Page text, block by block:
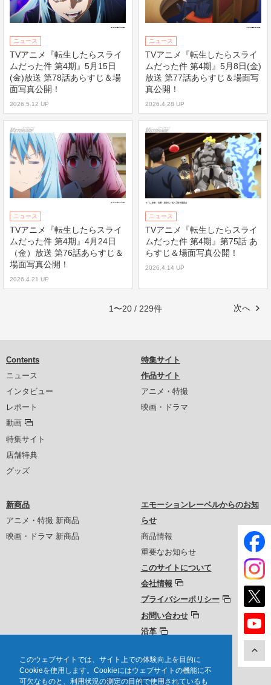
このウェブサイトでは、サイト上での体験向上を目的に
Cookieを使用します。Cookieにはウェブサイトの機能に不
可欠なものと、利用状況の測定の目的で使用されているも
ニュース
TVアニメ『転生したらスライ
ムだった件 第4期』5月15日
(金)放送 第78話あらすじ＆場
面写真公開！
2026.5.12 UP
ニュース
TVアニメ『転生したらスライ
ムだった件 第4期』5月8日(金)
放送 第77話あらすじ＆場面写
真公開！
2026.4.28 UP
ニュース
TVアニメ『転生したらスライ
ムだった件 第4期』4月24日
（金）放送 第76話あらすじ＆
場面写真公開！
2026.4.21 UP
ニュース
TVアニメ『転生したらスライ
ムだった件 第4期』第75話 あ
らすじ＆場面写真公開！
2026.4.14 UP
次へ
1〜20 / 229件
Contents
ニュース
インタビュー
レポート
動画
特集サイト
店舗特典
グッズ
特集サイト
作品サイト
アニメ・特撮
映画・ドラマ
新商品
アニメ・特撮 新商品
映画・ドラマ 新商品
エモーションレーベルからのお知
らせ
商品情報
重要なお知らせ
このサイトについて
会社情報
プライバシーポリシー
お問い合わせ
沿革